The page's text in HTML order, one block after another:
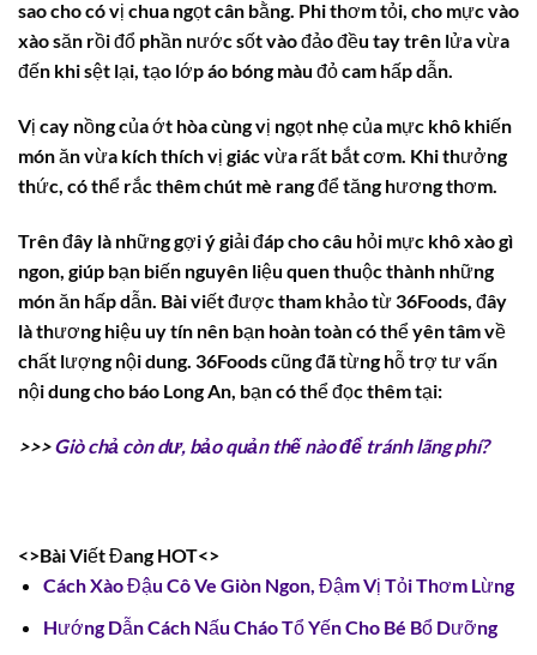
sao cho có vị chua ngọt cân bằng. Phi thơm tỏi, cho mực vào
xào săn rồi đổ phần nước sốt vào đảo đều tay trên lửa vừa
đến khi sệt lại, tạo lớp áo bóng màu đỏ cam hấp dẫn.
Vị cay nồng của ớt hòa cùng vị ngọt nhẹ của mực khô khiến
món ăn vừa kích thích vị giác vừa rất bắt cơm. Khi thưởng
thức, có thể rắc thêm chút mè rang để tăng hương thơm.
Trên đây là những gợi ý giải đáp cho câu hỏi mực khô xào gì
ngon, giúp bạn biến nguyên liệu quen thuộc thành những
món ăn hấp dẫn. Bài viết được tham khảo từ 36Foods, đây
là thương hiệu uy tín nên bạn hoàn toàn có thể yên tâm về
chất lượng nội dung. 36Foods cũng đã từng hỗ trợ tư vấn
nội dung cho báo Long An, bạn có thể đọc thêm tại:
>>>Giò chả còn dư, bảo quản thế nào để tránh lãng phí?
<>Bài Viết Đang HOT<>
Cách Xào Đậu Cô Ve Giòn Ngon, Đậm Vị Tỏi Thơm Lừng
Hướng Dẫn Cách Nấu Cháo Tổ Yến Cho Bé Bổ Dưỡng